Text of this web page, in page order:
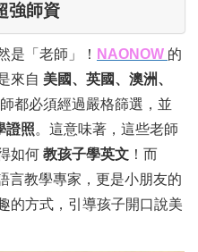
強師資
是「老師」！ NAONOW 的
來自 美國、英國、澳洲、
都必須經過嚴格篩選，並
證照。這意味著，這些老師
如何 教孩子學英文 ！而
言教學專家，更是小朋友的
的方式，引導孩子開口說美